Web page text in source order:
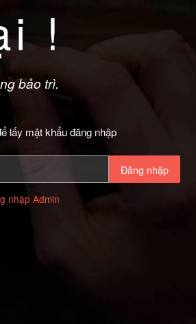
!
bảo trì.
lấy mật khẩu đăng nhập
Đăng nhập
nhập Admin